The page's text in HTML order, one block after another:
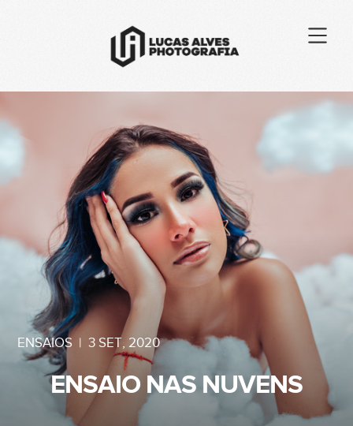
ENSAIOS |3 SET, 2020
ENSAIO NAS NUVENS